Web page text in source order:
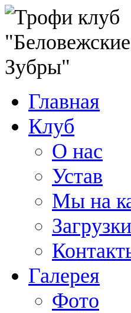
Главная
Клуб
О нас
Устав
Мы на
Загрузки
Галерея
Фото